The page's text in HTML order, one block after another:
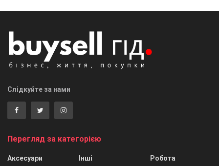
Слідкуйте за нами
Перегляд за категорією
Аксесуари
Інші
Робота